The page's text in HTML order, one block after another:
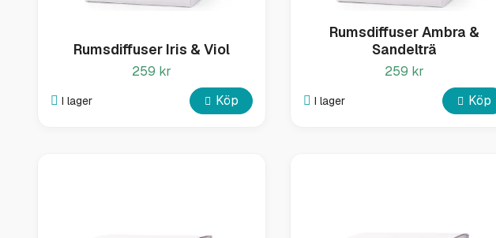
Rumsdiffuser Iris & Viol
259 kr
I lager Köp
Rumsdiffuser Ambra &
Sandelträ
259 kr
I lager Köp